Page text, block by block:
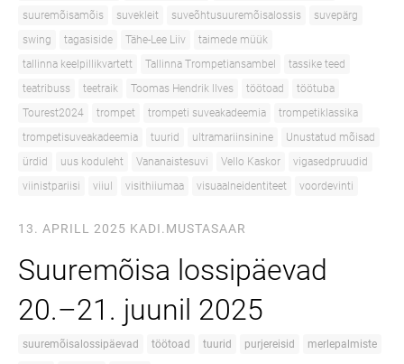
suuremõisamõis
suvekleit suveõhtusuuremõisalossis
suvepärg
swing
tagasiside Tähe-Lee Liiv
taimede müük
tallinna keelpillikvartett
Tallinna Trompetiansambel
tassike teed
teatribuss
teetraik Toomas Hendrik Ilves töötoad
töötuba
Tourest2024
trompet trompeti suveakadeemia
trompetiklassika
trompetisuveakadeemia
tuurid ultramariinsinine
Unustatud mõisad
ürdid
uus koduleht Vananaistesuvi Vello Kaskor
vigasedpruudid
viinistpariisi
viiul visithiiumaa visuaalneidentiteet voordevinti
13. APRILL 2025 KADI.MUSTASAAR
Suuremõisa lossipäevad
20.–21. juunil 2025
suuremõisalossipäevad töötoad tuurid purjereisid merlepalmiste